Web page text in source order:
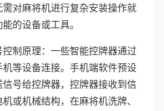
对麻将机进行复杂安装操作就
的设备或工具。
制原理：一些智能控牌器通过
等设备连接。手机端软件预设
号给控牌器，控牌器接收到信
或机械结构，在麻将机洗牌、